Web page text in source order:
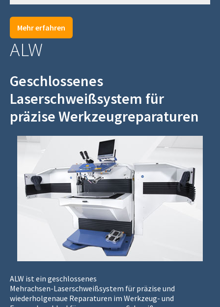
Mehr erfahren
ALW
Geschlossenes
Laserschweißsystem für
präzise Werkzeugreparaturen
ALW ist ein geschlossenes
Mehrachsen‑Laserschweißsystem für präzise und
wiederholgenaue Reparaturen im Werkzeug‑ und